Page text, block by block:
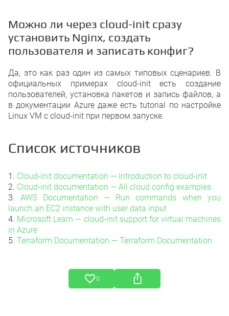
Можно ли через cloud-init сразу
установить Nginx, создать
пользователя и записать конфиг?
Да, это как раз один из самых типовых сценариев. В
официальных примерах cloud-init есть создание
пользователей, установка пакетов и запись файлов, а
в документации Azure даже есть tutorial по настройке
Linux VM с cloud-init при первом запуске.
Список источников
1. Cloud-init documentation — Introduction to cloud-init
2. Cloud-init documentation — All cloud config examples
3.AWS Documentation — Run commands when you
launch an EC2 instance with user data input
4. Microsoft Learn — cloud-init support for virtual machines
in Azure
5. Terraform Documentation — Terraform Documentation
0